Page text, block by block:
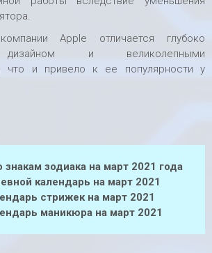
Apple отличается глубоко
дизайном и великолепными
что и привело к ее популярности у
знакам зодиака на март 2021 года
календарь на март 2021
стрижек на март 2021
маникюра на март 2021